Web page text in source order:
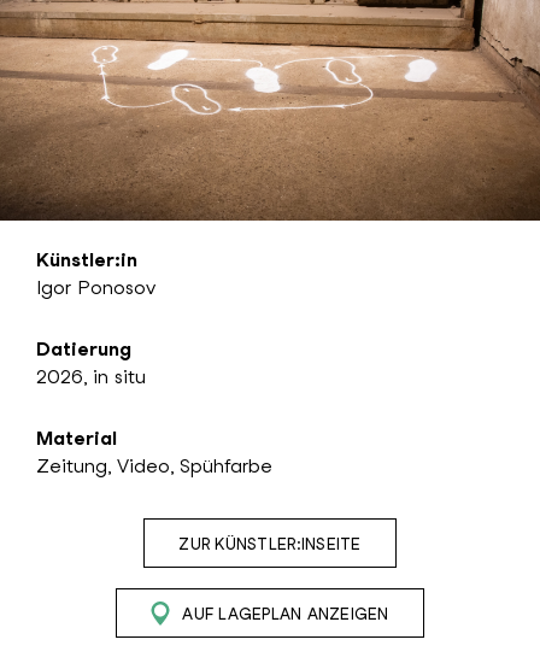
Künstler:in
Igor Ponosov
Datierung
2026, in situ
Material
Zeitung, Video, Spühfarbe
ZUR KÜNSTLER:INSEITE
AUF LAGEPLAN ANZEIGEN